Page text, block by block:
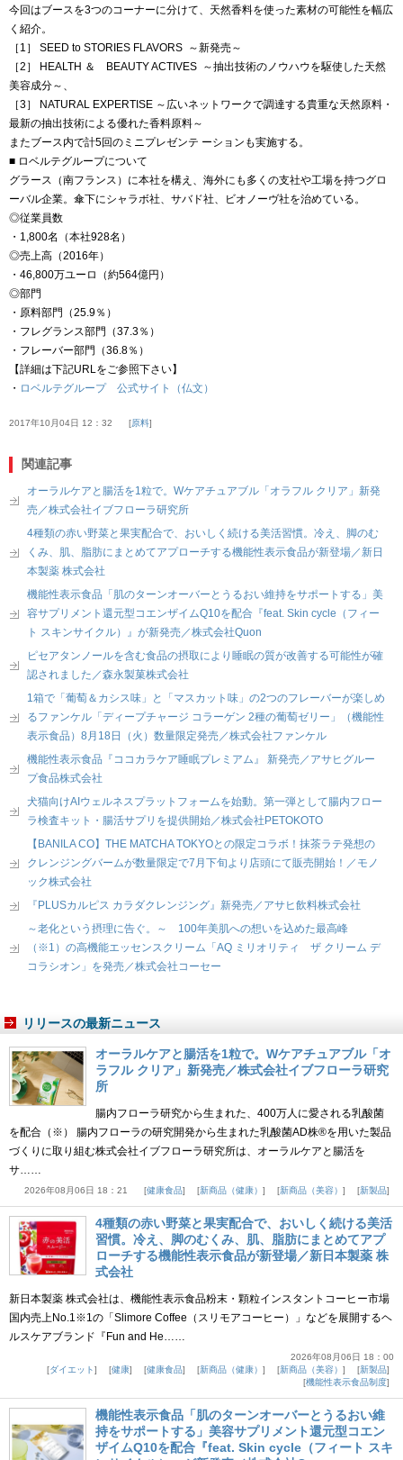
今回はブースを3つのコーナーに分けて、天然香料を使った素材の可能性を幅広
く紹介。
［1］ SEED to STORIES FLAVORS ～新発売～
［2］ HEALTH ＆ BEAUTY ACTIVES ～抽出技術のノウハウを駆使した天然
美容成分～、
［3］ NATURAL EXPERTISE ～広いネットワークで調達する貴重な天然原料・
最新の抽出技術による優れた香料原料～
またブース内で計5回のミニプレゼンテ ーションも実施する。
■ ロベルテグループについて
グラース（南フランス）に本社を構え、海外にも多くの支社や工場を持つグロ
ーバル企業。傘下にシャラボ社、サバド社、ビオノーヴ社を治めている。
◎従業員数
・1,800名（本社928名）
◎売上高（2016年）
・46,800万ユーロ（約564億円）
◎部門
・原料部門（25.9％）
・フレグランス部門（37.3％）
・フレーバー部門（36.8％）
【詳細は下記URLをご参照下さい】
・ ロベルテグループ 公式サイト（仏文）
2017年10月04日 12：32 原料
関連記事
オーラルケアと腸活を1粒で。Wケアチュアブル「オラフル クリア」新発
売／株式会社イブフローラ研究所
4種類の赤い野菜と果実配合で、おいしく続ける美活習慣。冷え、脚のむ
くみ、肌、脂肪にまとめてアプローチする機能性表示食品が新登場／新日
本製薬 株式会社
機能性表示食品「肌のターンオーバーとうるおい維持をサポートする」美
容サプリメント還元型コエンザイムQ10を配合『feat. Skin cycle（フィー
ト スキンサイクル）』が新発売／株式会社Quon
ピセアタンノールを含む食品の摂取により睡眠の質が改善する可能性が確
認されました／森永製菓株式会社
1箱で「葡萄＆カシス味」と「マスカット味」の2つのフレーバーが楽しめ
るファンケル「ディープチャージ コラーゲン 2種の葡萄ゼリー」（機能性
表示食品）8月18日（火）数量限定発売／株式会社ファンケル
機能性表示食品『ココカラケア睡眠プレミアム』 新発売／アサヒグルー
プ食品株式会社
犬猫向けAIウェルネスプラットフォームを始動。第一弾として腸内フロー
ラ検査キット・腸活サプリを提供開始／株式会社PETOKOTO
【BANILA CO】THE MATCHA TOKYOとの限定コラボ！抹茶ラテ発想の
クレンジングバームが数量限定で7月下旬より店頭にて販売開始！／モノ
ック株式会社
『PLUSカルピス カラダクレンジング』新発売／アサヒ飲料株式会社
～老化という摂理に告ぐ。～ 100年美肌への想いを込めた最高峰
（※1）の高機能エッセンスクリーム「AQ ミリオリティ ザ クリーム デ
コラシオン」を発売／株式会社コーセー
リリースの最新ニュース
オーラルケアと腸活を1粒で。Wケアチュアブル「オ
ラフル クリア」新発売／株式会社イブフローラ研究
所
腸内フローラ研究から生まれた、400万人に愛される乳酸菌
を配合（※） 腸内フローラの研究開発から生まれた乳酸菌AD株®を用いた製品
づくりに取り組む株式会社イブフローラ研究所は、オーラルケアと腸活を
サ……
2026年08月06日 18：21 健康食品 新商品（健康） 新商品（美容） 新製品
4種類の赤い野菜と果実配合で、おいしく続ける美活
習慣。冷え、脚のむくみ、肌、脂肪にまとめてアプ
ローチする機能性表示食品が新登場／新日本製薬 株
式会社
新日本製薬 株式会社は、機能性表示食品粉末・顆粒インスタントコーヒー市場
国内売上No.1※1の「Slimore Coffee（スリモアコーヒー）」などを展開するヘ
ルスケアブランド『Fun and He……
2026年08月06日 18：00
ダイエット
健康 健康食品 新商品（健康） 新商品（美容）
新製品
機能性表示食品制度
機能性表示食品「肌のターンオーバーとうるおい維
持をサポートする」美容サプリメント還元型コエン
ザイムQ10を配合『feat. Skin cycle（フィート スキ